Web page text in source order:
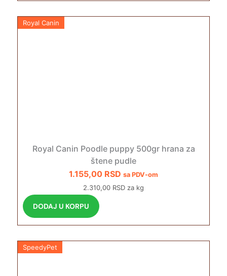
Royal Canin
Royal Canin Poodle puppy 500gr hrana za
štene pudle
1.155,00 RSD sa PDV-om
2.310,00 RSD za kg
DODAJ U KORPU
SpeedyPet